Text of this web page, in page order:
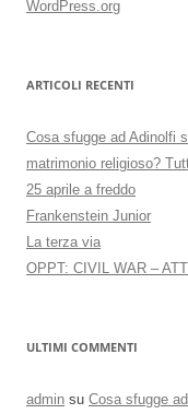
WordPress.org
ARTICOLI RECENTI
Cosa sfugge ad Adinolfi
matrimonio religioso?
25 aprile a freddo
Frankenstein Junior
La terza via
OPPT: CIVIL WAR –
ULTIMI COMMENTI
admin su Cosa sfugge